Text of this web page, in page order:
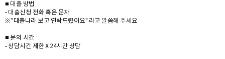
■ 대출 방법
- 대출신청 전화 혹은 문자
※ "대출나라 보고 연락드렸어요" 라고 말씀해 주세요
■ 문의 시간
- 상담시간 제한 X 24시간 상담